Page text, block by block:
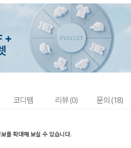
코디템 리뷰 (0) 문의 (18)
를 확대해 보실 수 있습니다.